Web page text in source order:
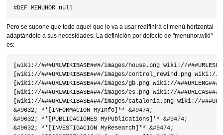
Pero se supone que todo aquel que lo va a usar redifinirá el menú horizontal
adaptándolo a sus necesidades. La definición por defecto de "menuhor.wiki"
es:
[wiki://###URLWIKIBASE###/images/house.png wiki://
[wiki://###URLWIKIBASE###/images/control_rewind.png wiki://
[wiki://###URLWIKIBASE###/images/gb.png wiki://
[wiki://###URLWIKIBASE###/images/es.png wiki://
[wiki://###URLWIKIBASE###/images/catalonia.png wiki://
&#9632; **[INFORMACION MyInfo]** &#9474;
&#9632; **[PUBLICACIONES MyPublications]** &#9474;
&#9632; **[INVESTIGACION MyResearch]** &#9474;